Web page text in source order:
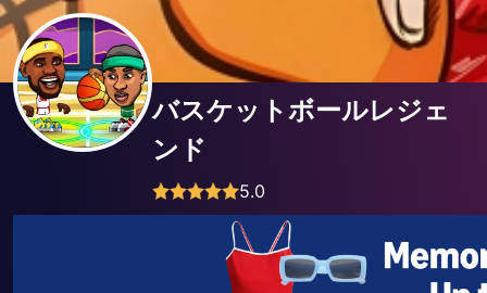
バスケットボールレジェ
ンド
5.0